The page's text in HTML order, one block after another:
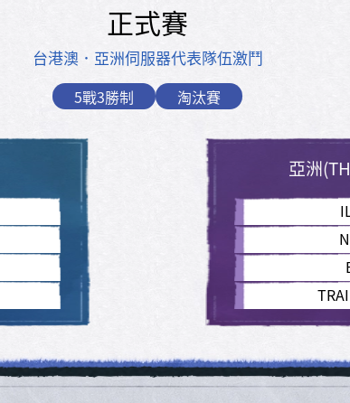
正式賽
台港澳．亞洲伺服器代表隊伍激鬥
5戰3勝制 淘汰賽
亞洲